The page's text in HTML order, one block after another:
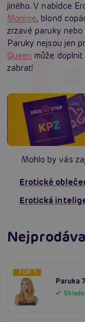
jiného. V nabídce
Monroe, blond
zrzavé paruky
Paruky nejsou jen
Queen může
zabrat!
Mohlo by vás
Erotické
Erotická
TOP 1
Paruka